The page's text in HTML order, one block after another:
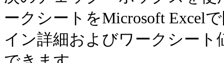
ークシートをMicrosoft Excel
イン詳細およびワークシー